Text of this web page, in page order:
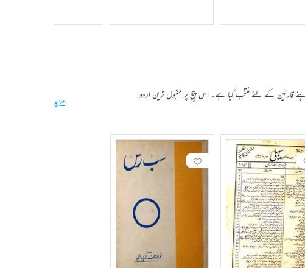
قارئین کے لئے منتخب کیا ہے۔ اس پیج پر مقبول ترین اردو
مزید